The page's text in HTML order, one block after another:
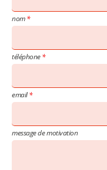
nom
téléphone
email
message de motivation